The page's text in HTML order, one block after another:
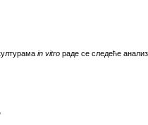
in vitro раде се следеће